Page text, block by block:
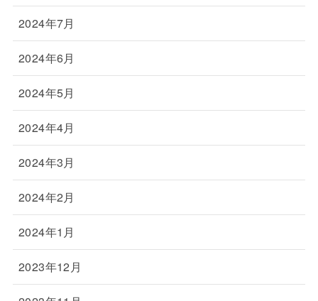
2024年7月
2024年6月
2024年5月
2024年4月
2024年3月
2024年2月
2024年1月
2023年12月